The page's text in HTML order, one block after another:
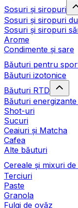
Sosuri și siropuri
Sosuri și siropuri
Sosuri și siropuri
Arome
Condimente și sare
Băuturi pentru
Băuturi izotonice
Băuturi RTD
Băuturi energizante
Shot-uri
Sucuri
Ceaiuri și Matcha
Cafea
Alte băuturi
Cereale și mixuri
Terciuri
Paste
Granola
Fulgi de ovăz